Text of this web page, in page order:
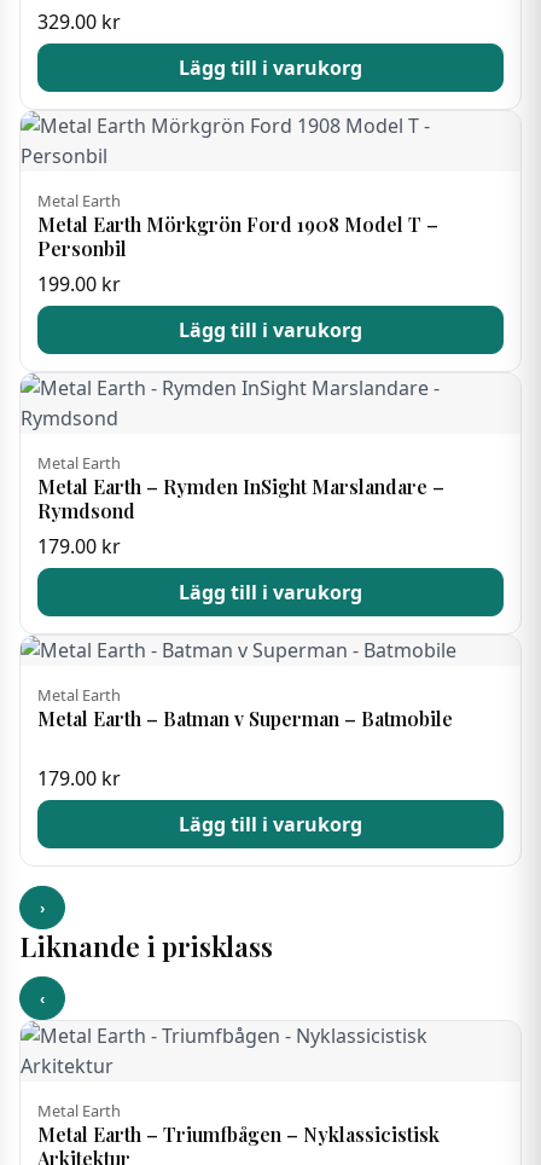
329.00 kr
Lägg till i varukorg
Metal Earth
Metal Earth Mörkgrön Ford 1908 Model T –
Personbil
199.00 kr
Lägg till i varukorg
Metal Earth
Metal Earth – Rymden InSight Marslandare –
Rymdsond
179.00 kr
Lägg till i varukorg
Metal Earth
Metal Earth – Batman v Superman – Batmobile
179.00 kr
Lägg till i varukorg
›
Liknande i prisklass
‹
Metal Earth
Metal Earth – Triumfbågen – Nyklassicistisk
Arkitektur